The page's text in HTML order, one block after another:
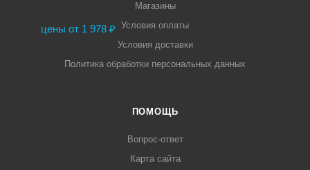
Магазины
Условия оплаты
Условия доставки
Политика обработки персональных данных
ПОМОЩЬ
Вопрос-ответ
Карта сайта